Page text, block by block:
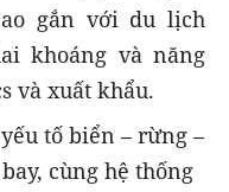
gắn với du lịch
khoáng và năng
và xuất khẩu.
tố biển – rừng –
cùng hệ thống